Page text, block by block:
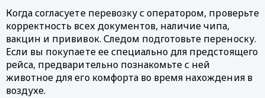
Когда согласуете перевозку с оператором, проверьте
корректность всех документов, наличие чипа,
вакцин и прививок. Следом подготовьте переноску.
Если вы покупаете ее специально для предстоящего
рейса, предварительно познакомьте с ней
животное для его комфорта во время нахождения в
воздухе.